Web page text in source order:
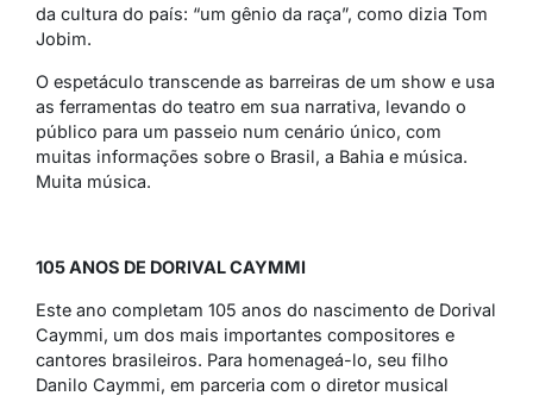
da cultura do país: “um gênio da raça”, como dizia Tom
Jobim.
O espetáculo transcende as barreiras de um show e usa
as ferramentas do teatro em sua narrativa, levando o
público para um passeio num cenário único, com
muitas informações sobre o Brasil, a Bahia e música.
Muita música.
105 ANOS DE DORIVAL CAYMMI
Este ano completam 105 anos do nascimento de Dorival
Caymmi, um dos mais importantes compositores e
cantores brasileiros. Para homenageá-lo, seu filho
Danilo Caymmi, em parceria com o diretor musical